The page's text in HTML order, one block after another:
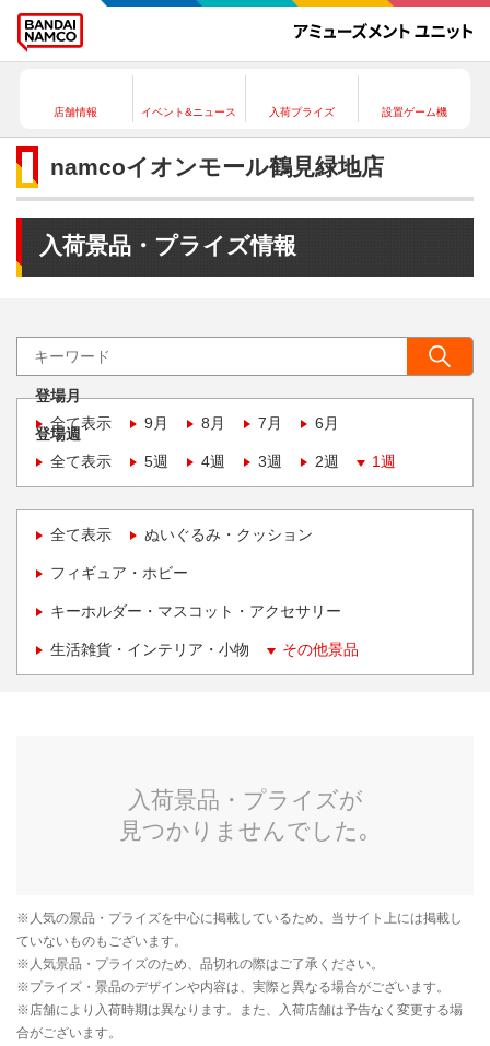
店舗情報 イベント&ニュース 入荷プライズ 設置ゲーム機
namcoイオンモール鶴見緑地店
入荷景品・プライズ情報
登場月
全て表示
9月 8月 7月 6月
登場週
全て表示
5週 4週 3週 2週 1週
全て表示 ぬいぐるみ・クッション
フィギュア・ホビー
キーホルダー・マスコット・アクセサリー
生活雑貨・インテリア・小物 その他景品